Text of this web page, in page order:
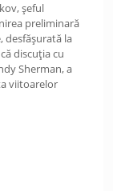
șeful
preliminară
desfășurată la
discuția cu
Sherman, a
viitoarelor